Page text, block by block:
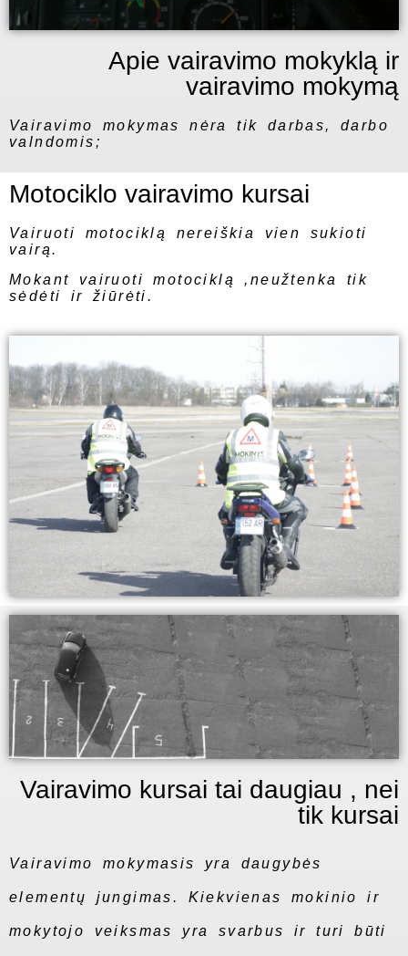
Apie vairavimo mokyklą ir
vairavimo mokymą
Vairavimo mokymas nėra tik darbas, darbo
valndomis;
Motociklo vairavimo kursai
Vairuoti motociklą nereiškia vien sukioti
vairą.
Mokant vairuoti motociklą ,neužtenka tik
sėdėti ir žiūrėti.
Vairavimo kursai tai daugiau , nei
tik kursai
Vairavimo mokymasis yra daugybės
elementų jungimas. Kiekvienas mokinio ir
mokytojo veiksmas yra svarbus ir turi būti